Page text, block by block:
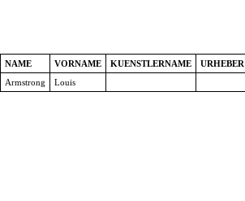
NAME VORNAME KUENSTLERNAME URHEBER
Armstrong Louis